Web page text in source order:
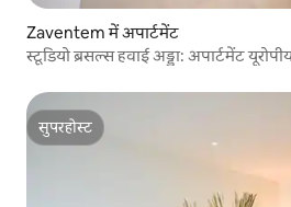
Zaventem में अपार्टमेंट
स्टूडियो ब्रसल्स हवाई अड्डा: अपार्टमेंट
सुपरहोस्ट
सुपरहोस्ट